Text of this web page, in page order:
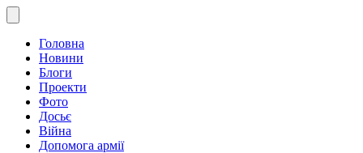
Головна
Новини
Блоги
Проекти
Фото
Досьє
Війна
Допомога армії